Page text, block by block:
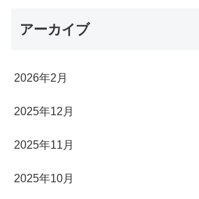
アーカイブ
2026年2月
2025年12月
2025年11月
2025年10月